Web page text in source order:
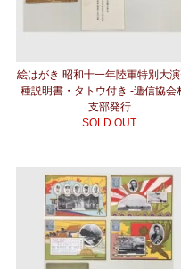
絵はがき 昭和十一年陸軍特別大演
種説明書・タトウ付き -逓信協会
支部発行
SOLD OUT